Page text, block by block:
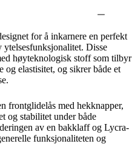
for å inkarnere en perfekt
ytelsesfunksjonalitet. Disse
høyteknologisk stoff som tilbyr
og elastisitet, og sikrer både et
frontglidelås med hekknapper,
og stabilitet under både
av en bakklaff og Lycra-
funksjonaliteten og